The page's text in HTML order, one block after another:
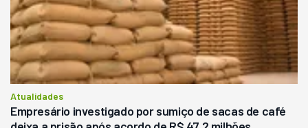
Atualidades
Empresário investigado por sumiço de sacas de café